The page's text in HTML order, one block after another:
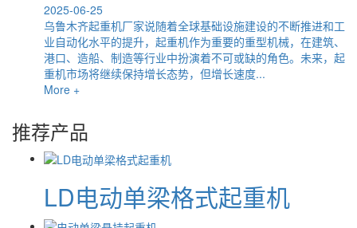
2025-06-25
乌鲁木齐起重机厂家说随着全球基础设施建设的不断推进和工
业自动化水平的提升，起重机作为重要的重型机械，在建筑、
港口、造船、制造等行业中扮演着不可或缺的角色。未来，起
重机市场将继续保持增长态势，但增长速度...
More +
推荐产品
LD电动单梁格式起重机